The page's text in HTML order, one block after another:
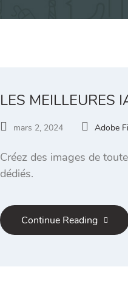
LES MEILLEURES
mars 2, 2024 Adobe
Créez des images de
dédiés.
Continue Reading